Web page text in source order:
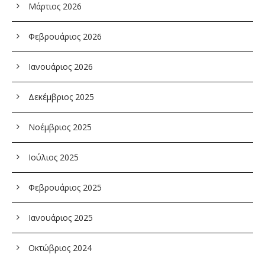
Μάρτιος 2026
Φεβρουάριος 2026
Ιανουάριος 2026
Δεκέμβριος 2025
Νοέμβριος 2025
Ιούλιος 2025
Φεβρουάριος 2025
Ιανουάριος 2025
Οκτώβριος 2024